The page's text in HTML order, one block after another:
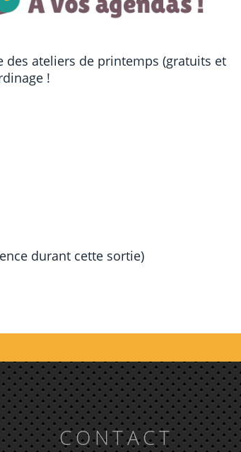
des ateliers de printemps (gratuits et
!
durant cette sortie)
CONTACT